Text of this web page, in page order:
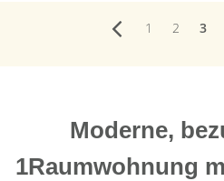
1 2 3
Moderne,
1Raumwohnung